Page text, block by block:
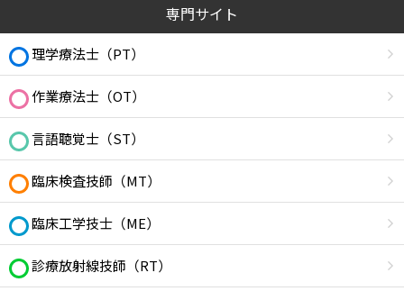
専門サイト
理学療法士（PT）
作業療法士（OT）
言語聴覚士（ST）
臨床検査技師（MT）
臨床工学技士（ME）
診療放射線技師（RT）